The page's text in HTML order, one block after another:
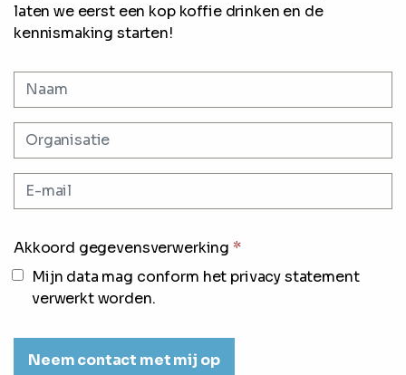
laten we eerst een kop koffie drinken en de
kennismaking starten!
Akkoord gegevensverwerking *
Mijn data mag conform het privacy statement
verwerkt worden.